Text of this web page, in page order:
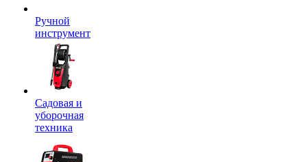
Ручной
инструмент
Садовая и
уборочная
техника